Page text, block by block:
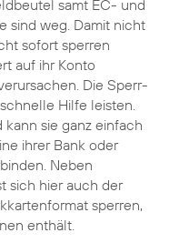
samt EC- und
sind weg. Damit nicht
sofort sperren
auf ihr Konto
Die Sperr-
Hilfe leisten.
sie ganz einfach
ihrer Bank oder
Neben
sich hier auch der
sperren,
enthält.